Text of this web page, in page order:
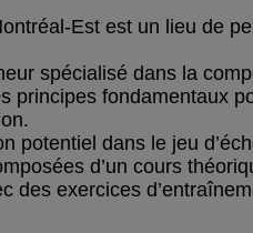
Est est un lieu de
spécialisé dans la
principes fondamentaux
potentiel dans le jeu
d’un cours
des exercices